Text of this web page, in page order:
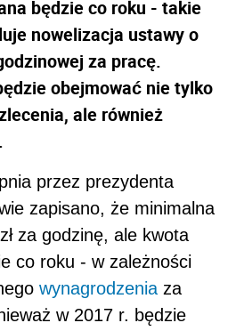
będzie co roku - takie
nowelizacja ustawy o
za pracę.
obejmować nie tylko
ale również
przez prezydenta
zapisano, że minimalna
za godzinę, ale kwota
co roku - w zależności
wynagrodzeniaza
w 2017 r. będzie